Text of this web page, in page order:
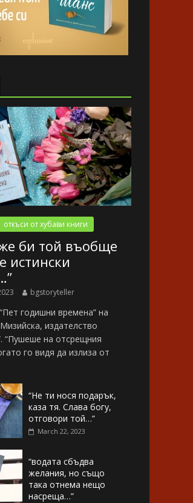
откъси от хубави книги
би той въобще
истински
bgstoryteller
годишни времена” на
издателство
“Пушеше на отсрещния
го видя да излиза от
“Не ти нося подарък,
каза тя. Слава богу,
отговори той…”
March 22, 2023
“водата сбъдва
желания, но също
така отнема нещо
насреща…”